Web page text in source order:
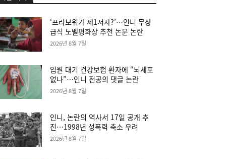
‘프라보워가 제1저자?’…인니 무상
급식 노벨평화상 추천 논문 논란
2026년 8월 7일
입원 대기 건강보험 환자에 “뇌세포
없나”…인니 전공의 댓글 논란
2026년 8월 7일
인니, 논란의 역사서 17일 공개 추
진…1998년 성폭력 축소 우려
2026년 8월 7일